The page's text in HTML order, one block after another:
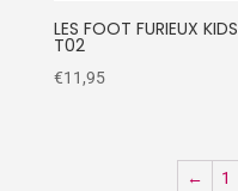
LES FOOT FURIEUX KIDS
T02
€11,95
← 1